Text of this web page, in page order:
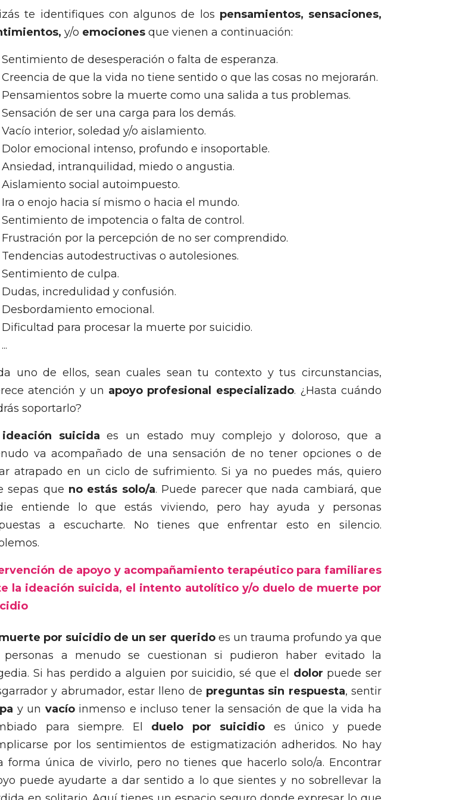
te identifiques con algunos de los pensamientos, sensaciones,
y/o emociones que vienen a continuación:
Sentimiento de desesperación o falta de esperanza.
Creencia de que la vida no tiene sentido o que las cosas no mejorarán.
Pensamientos sobre la muerte como una salida a tus problemas.
Sensación de ser una carga para los demás.
Vacío interior, soledad y/o aislamiento.
Dolor emocional intenso, profundo e insoportable.
Ansiedad, intranquilidad, miedo o angustia.
Aislamiento social autoimpuesto.
Ira o enojo hacia sí mismo o hacia el mundo.
Sentimiento de impotencia o falta de control.
Frustración por la percepción de no ser comprendido.
Tendencias autodestructivas o autolesiones.
Sentimiento de culpa.
Dudas, incredulidad y confusión.
Desbordamiento emocional.
Dificultad para procesar la muerte por suicidio.
...
uno de ellos, sean cuales sean tu contexto y tus circunstancias,
atención y un apoyo profesional especializado. ¿Hasta cuándo
soportarlo?
ideación suicida es un estado muy complejo y doloroso, que a
va acompañado de una sensación de no tener opciones o de
atrapado en un ciclo de sufrimiento. Si ya no puedes más, quiero
sepas que no estás solo/a. Puede parecer que nada cambiará, que
entiende lo que estás viviendo, pero hay ayuda y personas
a escucharte. No tienes que enfrentar esto en silencio.
de apoyo y acompañamiento terapéutico para familiares
la ideación suicida, el intento autolítico y/o duelo de muerte por
por suicidio de un ser queridoes un trauma profundo ya que
personas a menudo se cuestionan si pudieron haber evitado la
Si has perdido a alguien por suicidio, sé que el dolor puede ser
y abrumador, estar lleno de preguntas sin respuesta, sentir
y un vacíoinmenso e incluso tener la sensación de que la vida ha
para siempre. El duelo por suicidio es único y puede
por los sentimientos de estigmatización adheridos. No hay
forma única de vivirlo, pero no tienes que hacerlo solo/a. Encontrar
puede ayudarte a dar sentido a lo que sientes y no sobrellevar la